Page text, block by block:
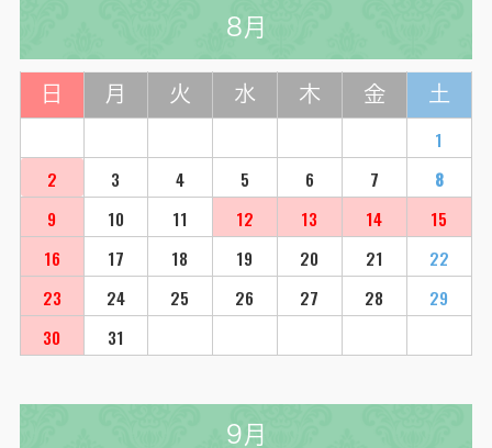
8月
日 月 火 水 木 金 土
1
2
3 4 5 6 7
8
9
10 11 12 13 14
15
16
17 18 19 20 21
22
23
24 25 26 27 28
29
30
31
9月